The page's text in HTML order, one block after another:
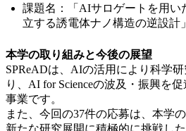
課題名：「AIサロゲートを用い
立する誘電体ナノ構造の逆設計」
本学の取り組みと今後の展望
SPReADは、AIの活用により科学
り、AI for Scienceの波及・振興を
事業です。
また、今回の37件の応募は、本学
新たな研究展開に積極的に挑戦し